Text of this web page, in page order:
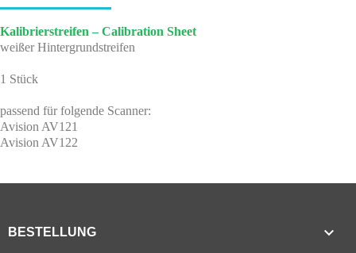
Kalibrierstreifen – Calibration Sheet
weißer Hintergrundstreifen
1 Stück
passend für folgende Scanner:
Avision AV121
Avision AV122
BESTELLUNG 